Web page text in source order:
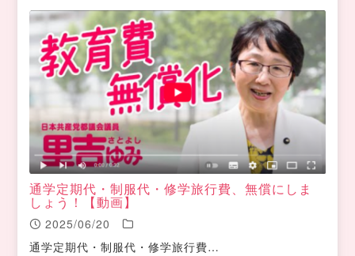
通学定期代・制服代・修学旅行費、無償にしま
しょう！【動画】
2025/06/20
通学定期代・制服代・修学旅行費…